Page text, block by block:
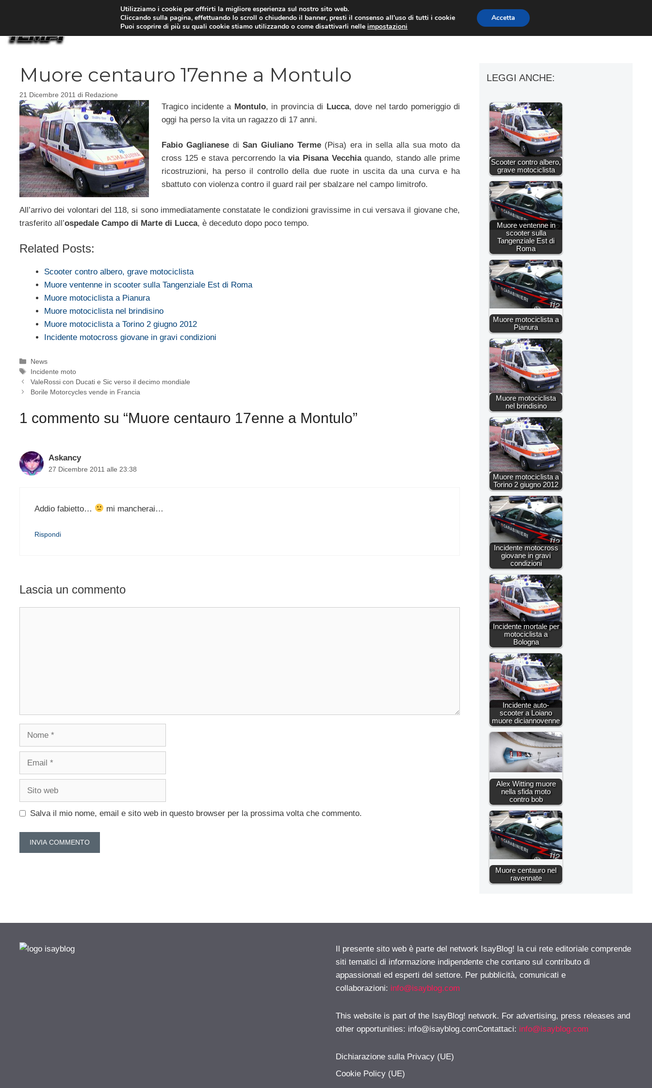
MOTO NEWS ACCESSORI MOTO MOTO GP
Muore centauro 17enne a Montulo
21 Dicembre 2011 di Redazione
Tragico incidente a Montulo, in provincia di Lucca, dove nel tardo pomeriggio di
oggi ha perso la vita un ragazzo di 17 anni.
Fabio Gaglianese di San Giuliano Terme(Pisa) era in sella alla sua moto da
cross 125 e stava percorrendo lavia Pisana Vecchiaquando, stando alle prime
ricostruzioni, ha perso il controllo della due ruote in uscita da una curva e ha
sbattuto con violenza contro il guard rail per sbalzare nel campo limitrofo.
All’arrivo dei volontari del 118, si sono immediatamente constatate le condizioni gravissime in cui versava il giovane che,
trasferito all’ospedale Campo di Marte di Lucca, è deceduto dopo poco tempo.
Related Posts:
Scooter contro albero, grave motociclista
Muore ventenne in scooter sulla Tangenziale Est di Roma
Muore motociclista a Pianura
Muore motociclista nel brindisino
Muore motociclista a Torino 2 giugno 2012
Incidente motocross giovane in gravi condizioni
Categorie
News
Tag
Incidente moto
ValeRossi con Ducati e Sic verso il decimo mondiale
Borile Motorcycles vende in Francia
1 commento su “Muore centauro 17enne a Montulo”
Askancy
27 Dicembre 2011 alle 23:38
Addio fabietto… mi mancherai…
Rispondi
Lascia un commento
Salva il mio nome, email e sito web in questo browser per la prossima volta che commento.
LEGGI ANCHE:
Scooter contro albero,
grave motociclista
Muore ventenne in
scooter sulla
Tangenziale Est di
Roma
Muore motociclista a
Pianura
Muore motociclista
nel brindisino
Muore motociclista a
Torino 2 giugno 2012
Incidente motocross
giovane in gravi
condizioni
Incidente mortale per
motociclista a
Bologna
Incidente auto-
scooter a Loiano
muore diciannovenne
Alex Witting muore
nella sfida moto
contro bob
Muore centauro nel
ravennate
Il presente sito web è parte del network IsayBlog! la cui rete editoriale comprende
siti tematici di informazione indipendente che contano sul contributo di
appassionati ed esperti del settore. Per pubblicità, comunicati e
collaborazioni: info@isayblog.com
This website is part of the IsayBlog! network. For advertising, press releases and
other opportunities: info@isayblog.comContattaci: info@isayblog.com
Dichiarazione sulla Privacy (UE)
Cookie Policy (UE)
Utilizziamo i cookie per offrirti la migliore esperienza sul nostro sito web.
Cliccando sulla pagina, effettuando lo scroll o chiudendo il banner, presti il consenso all’uso di tutti i cookie
Puoi scoprire di più su quali cookie stiamo utilizzando o come disattivarli nelleimpostazioni
Accetta